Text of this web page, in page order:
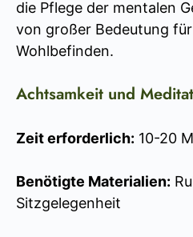
die Pflege der mentalen
von großer Bedeutung
Wohlbefinden.
Achtsamkeit und
Zeit erforderlich: 10-20
Benötigte Materialien:
Sitzgelegenheit